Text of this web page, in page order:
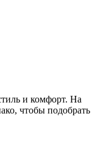
и комфорт. На
чтобы подобрать